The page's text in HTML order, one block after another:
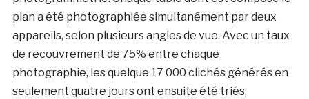
plan a été photographiée simultanément par deux
appareils, selon plusieurs angles de vue. Avec un taux
de recouvrement de 75% entre chaque
photographie, les quelque 17 000 clichés générés en
seulement quatre jours ont ensuite été triés,